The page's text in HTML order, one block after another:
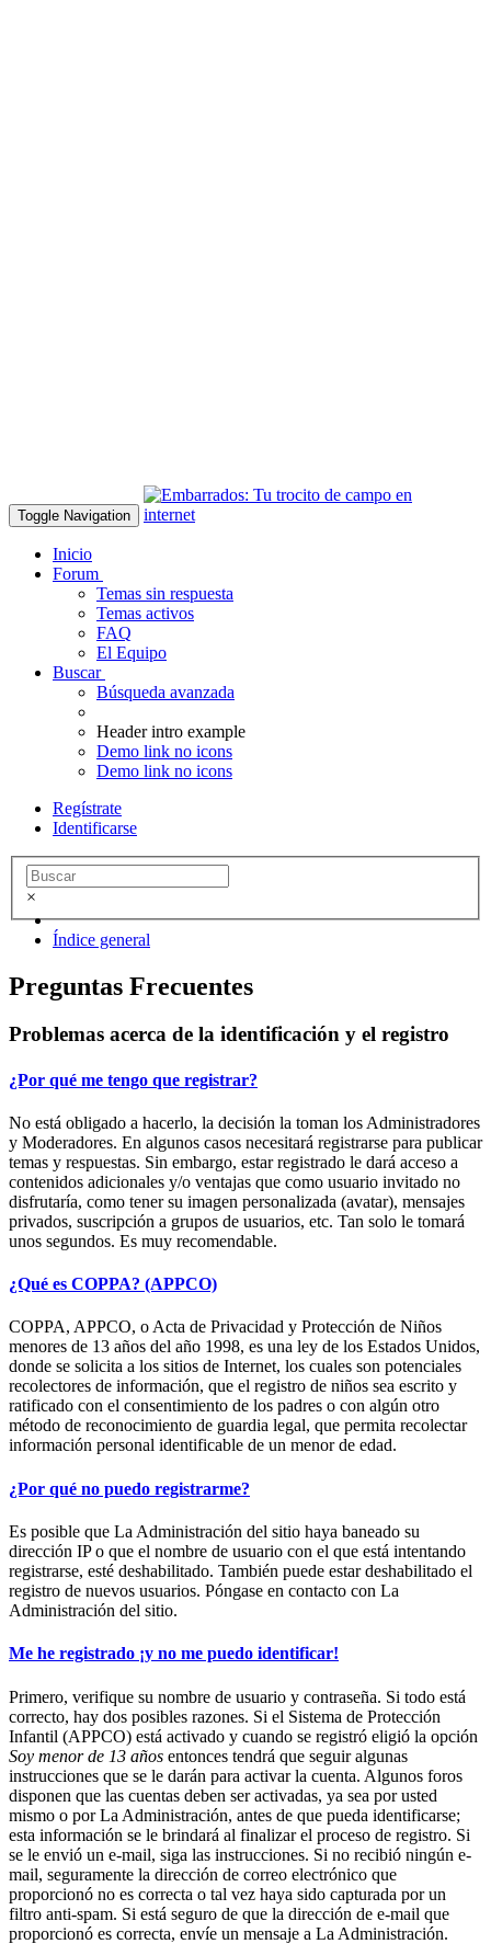
Toggle Navigation
Inicio
Forum
Temas sin respuesta
Temas activos
FAQ
El Equipo
Buscar
Búsqueda avanzada
Header intro example
Demo link no icons
Demo link no icons
Regístrate
Identificarse
×
Índice general
Preguntas Frecuentes
Problemas acerca de la identificación y el registro
¿Por qué me tengo que registrar?
No está obligado a hacerlo, la decisión la toman los Administradores
y Moderadores. En algunos casos necesitará registrarse para publicar
temas y respuestas. Sin embargo, estar registrado le dará acceso a
contenidos adicionales y/o ventajas que como usuario invitado no
disfrutaría, como tener su imagen personalizada (avatar), mensajes
privados, suscripción a grupos de usuarios, etc. Tan solo le tomará
unos segundos. Es muy recomendable.
¿Qué es COPPA? (APPCO)
COPPA, APPCO, o Acta de Privacidad y Protección de Niños
menores de 13 años del año 1998, es una ley de los Estados Unidos,
donde se solicita a los sitios de Internet, los cuales son potenciales
recolectores de información, que el registro de niños sea escrito y
ratificado con el consentimiento de los padres o con algún otro
método de reconocimiento de guardia legal, que permita recolectar
información personal identificable de un menor de edad.
¿Por qué no puedo registrarme?
Es posible que La Administración del sitio haya baneado su
dirección IP o que el nombre de usuario con el que está intentando
registrarse, esté deshabilitado. También puede estar deshabilitado el
registro de nuevos usuarios. Póngase en contacto con La
Administración del sitio.
Me he registrado ¡y no me puedo identificar!
Primero, verifique su nombre de usuario y contraseña. Si todo está
correcto, hay dos posibles razones. Si el Sistema de Protección
Infantil (APPCO) está activado y cuando se registró eligió la opción
Soy menor de 13 años entonces tendrá que seguir algunas
instrucciones que se le darán para activar la cuenta. Algunos foros
disponen que las cuentas deben ser activadas, ya sea por usted
mismo o por La Administración, antes de que pueda identificarse;
esta información se le brindará al finalizar el proceso de registro. Si
se le envió un e-mail, siga las instrucciones. Si no recibió ningún e-
mail, seguramente la dirección de correo electrónico que
proporcionó no es correcta o tal vez haya sido capturada por un
filtro anti-spam. Si está seguro de que la dirección de e-mail que
proporcionó es correcta, envíe un mensaje a La Administración.